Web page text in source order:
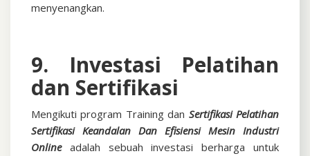
menyenangkan.
9. Investasi Pelatihan
dan Sertifikasi
Mengikuti program Training dan SertifikasiPelatihan
Sertifikasi Keandalan Dan Efisiensi Mesin Industri
Online adalah sebuah investasi berharga untuk